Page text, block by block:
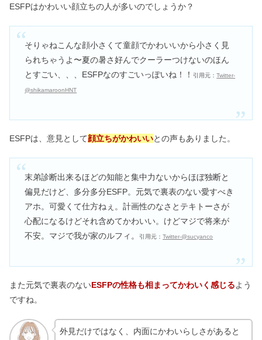
ESFPはかわいい顔立ちの人が多いのでしょうか？
そりゃねこんな顔小さくて童顔でかわいいから小さく見
られちゃうよ〜夏の暑さ好んでクーラーつけないのほん
とすごい、、、ESFPなのすごいっぽいね！！
引用元：Twitter‐
@shikamaroonHNT
ESFPは、意見として顔立ちがかわいいとの声もありました。
末弟診断出来るほどの知能と集中力ないからほぼ独断と
偏見だけど、多分多分ESFP。元気で裏表のない愛すべき
アホ。可愛くて仕方ねぇ。計画性のなさとテキトーさが
心配になるけどそれ含めてかわいい。けどマジで将来が
不安。マジで我が家のルフィ。
引用元：Twitter‐@sucyanco
また元気で裏表のないESFPの性格も相まってかわいく感じるよう
ですね。
外見だけではなく、内面にかわいらしさがあると